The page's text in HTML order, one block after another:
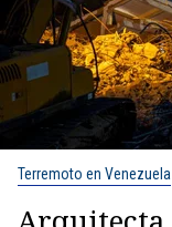
Terremoto en Venezuela